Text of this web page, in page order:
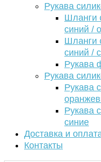
Рукава
Шланги
синий /
Шланги
синий /
Рукава
Рукава
Рукава
Рукава
синие
Доставка и
Контакты